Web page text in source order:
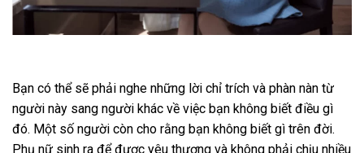
Bạn có thể sẽ phải nghe những lời chỉ trích và phàn nàn từ
người này sang người khác về việc bạn không biết điều gì
đó. Một số người còn cho rằng bạn không biết gì trên đời.
Phụ nữ sinh ra để được yêu thương và không phải chịu nhiều